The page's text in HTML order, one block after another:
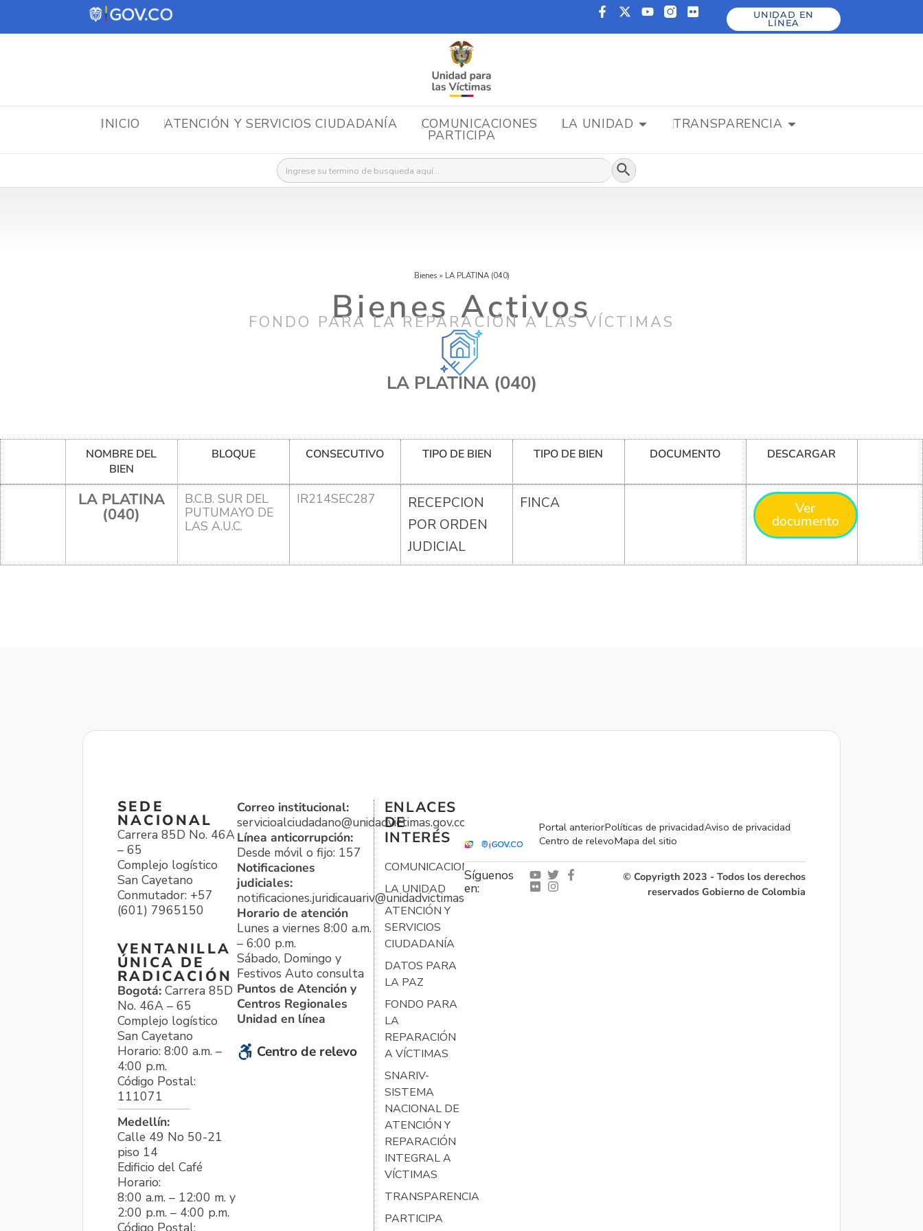
UNIDAD EN
LÍNEA
INICIO ATENCIÓN Y SERVICIOS CIUDADANÍA COMUNICACIONES LA UNIDAD TRANSPARENCIA
PARTICIPA
Buscar: Botón de búsqueda
Bienes » LA PLATINA (040)
Bienes Activos
FONDO PARA LA REPARACIÓN A LAS VÍCTIMAS
LA PLATINA (040)
NOMBRE DEL
BIEN
BLOQUE CONSECUTIVO TIPO DE BIEN TIPO DE BIEN DOCUMENTO DESCARGAR
LA PLATINA
(040)
B.C.B. SUR DEL
PUTUMAYO DE
LAS A.U.C.
IR214SEC287
RECEPCION
POR ORDEN
JUDICIAL
FINCA Ver
documento
SEDE
NACIONAL
Carrera 85D No. 46A
– 65
Complejo logístico
San Cayetano
Conmutador: +57
(601) 7965150
VENTANILLA
ÚNICA DE
RADICACIÓN
Bogotá: Carrera 85D
No. 46A – 65
Complejo logístico
San Cayetano
Horario: 8:00 a.m. –
4:00 p.m.
Código Postal:
111071
Medellín:
Calle 49 No 50-21
piso 14
Edificio del Café
Horario:
8:00 a.m. – 12:00 m. y
2:00 p.m. – 4:00 p.m.
Correo institucional:
servicioalciudadano@unidadvictimas.gov.co
Línea anticorrupción:
Desde móvil o fijo: 157
Notificaciones
judiciales:
notificaciones.juridicauariv@unidadvictimas.gov.co
Horario de atención
Lunes a viernes 8:00 a.m.
– 6:00 p.m.
Sábado, Domingo y
Festivos Auto consulta
Puntos de Atención y
Centros Regionales
Unidad en línea
Centro de relevo
ENLACES
DE
INTERÉS
COMUNICACIONES
LA UNIDAD
ATENCIÓN Y
SERVICIOS
CIUDADANÍA
DATOS PARA
LA PAZ
FONDO PARA
LA
REPARACIÓN
A VÍCTIMAS
SNARIV-
SISTEMA
NACIONAL DE
ATENCIÓN Y
REPARACIÓN
INTEGRAL A
VÍCTIMAS
TRANSPARENCIA
PARTICIPA
Portal anteriorPolíticas de privacidadAviso de privacidad
Centro de relevoMapa del sitio
Síguenos
en:
© Copyrigth 2023 - Todos los derechos
reservados Gobierno de Colombia